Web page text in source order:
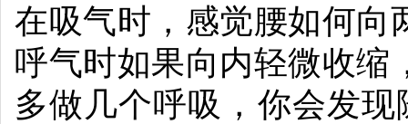
在吸气时，感觉腰如何向
呼气时如果向内轻微收缩
多做几个呼吸，你会发